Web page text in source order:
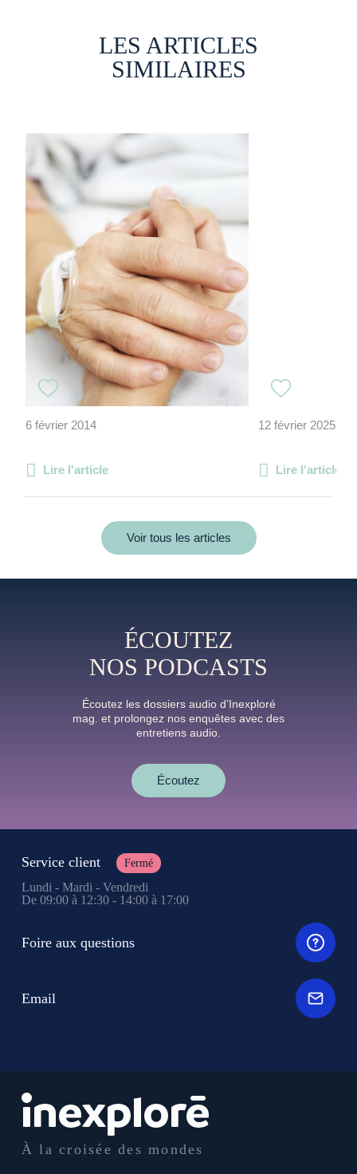
LES ARTICLES
SIMILAIRES
6 février 2014
Lire l'article
12 février 2025
Lire l'article
Voir tous les articles
ÉCOUTEZ
NOS PODCASTS
Écoutez les dossiers audio d’Inexploré
mag. et prolongez nos enquêtes avec des
entretiens audio.
Écoutez
À la croisée des mondes
Service client Fermé
Lundi - Mardi - Vendredi
De 09:00 à 12:30 - 14:00 à 17:00
Foire aux questions
Email